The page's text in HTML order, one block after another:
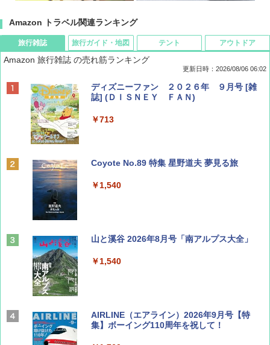
Amazon トラベル関連ランキング
旅行雑誌
Amazon 旅行雑誌 の売れ筋ランキング
更新日時：2026/08/06 06:02
ディズニーファン ２０２６年 ９月号 [雑
誌] (ＤＩＳＮＥＹ ＦＡＮ)
￥713
Coyote No.89 特集 星野道夫 夢見る旅
￥1,540
山と溪谷 2026年8月号「南アルプス大全」
￥1,540
AIRLINE（エアライン）2026年9月号【特
集】ボーイング110周年を祝して！
旅行ガイド・地図 テント アウトドア